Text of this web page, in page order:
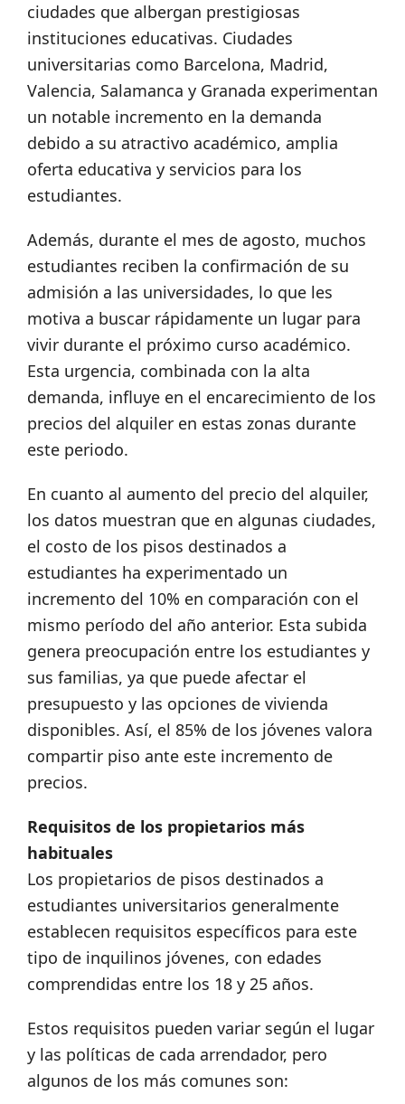
ciudades que albergan prestigiosas
instituciones educativas. Ciudades
universitarias como Barcelona, Madrid,
Valencia, Salamanca y Granada experimentan
un notable incremento en la demanda
debido a su atractivo académico, amplia
oferta educativa y servicios para los
estudiantes.
Además, durante el mes de agosto, muchos
estudiantes reciben la confirmación de su
admisión a las universidades, lo que les
motiva a buscar rápidamente un lugar para
vivir durante el próximo curso académico.
Esta urgencia, combinada con la alta
demanda, influye en el encarecimiento de los
precios del alquiler en estas zonas durante
este periodo.
En cuanto al aumento del precio del alquiler,
los datos muestran que en algunas ciudades,
el costo de los pisos destinados a
estudiantes ha experimentado un
incremento del 10% en comparación con el
mismo período del año anterior. Esta subida
genera preocupación entre los estudiantes y
sus familias, ya que puede afectar el
presupuesto y las opciones de vivienda
disponibles. Así, el 85% de los jóvenes valora
compartir piso ante este incremento de
precios.
Requisitos de los propietarios más
habituales
Los propietarios de pisos destinados a
estudiantes universitarios generalmente
establecen requisitos específicos para este
tipo de inquilinos jóvenes, con edades
comprendidas entre los 18 y 25 años.
Estos requisitos pueden variar según el lugar
y las políticas de cada arrendador, pero
algunos de los más comunes son: